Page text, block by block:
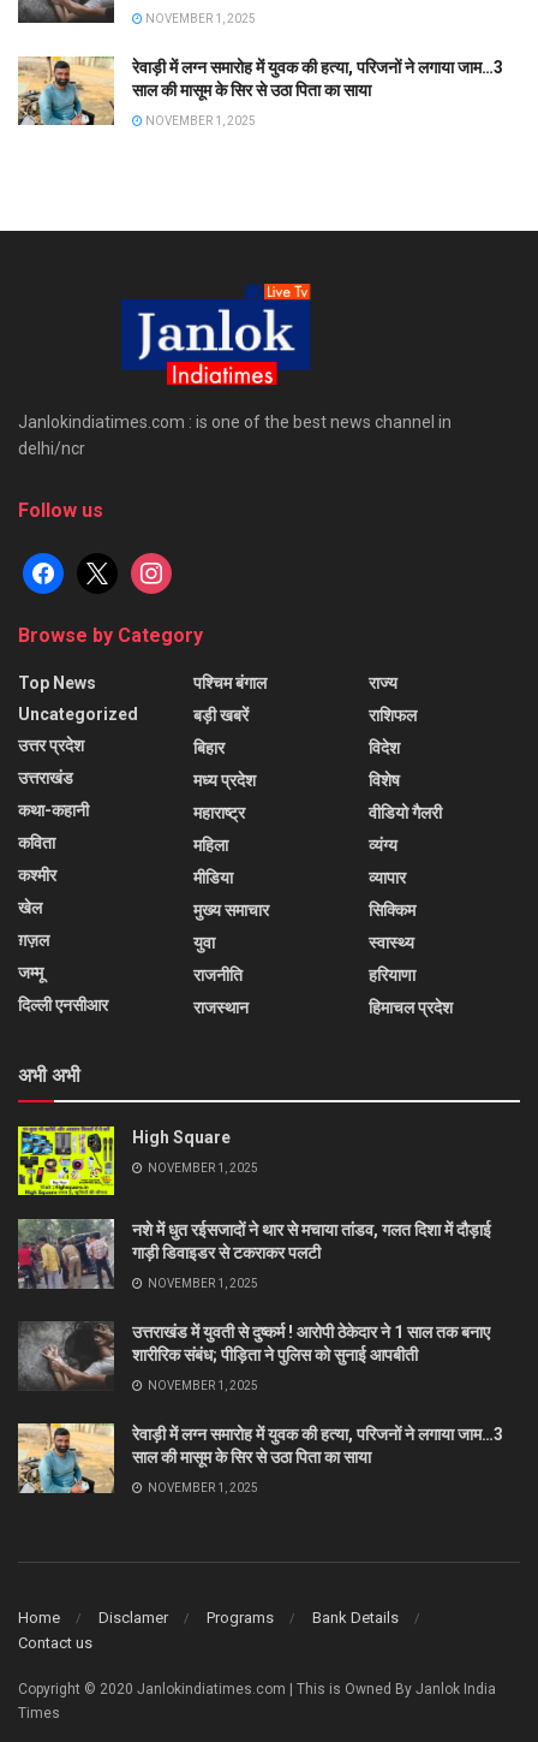
NOVEMBER 1, 2025
रेवाड़ी में लग्न समारोह में युवक की हत्या, परिजनों ने लगाया जाम…3
साल की मासूम के सिर से उठा पिता का साया
NOVEMBER 1, 2025
Janlokindiatimes.com : is one of the best news channel in
delhi/ncr
Follow us
facebook
x instagram
Browse by Category
Top News
Uncategorized
उत्तर प्रदेश
उत्तराखंड
कथा-कहानी
कविता
कश्मीर
खेल
ग़ज़ल
जम्मू
दिल्ली एनसीआर
पश्चिम बंगाल
बड़ी खबरें
बिहार
मध्य प्रदेश
महाराष्ट्र
महिला
मीडिया
मुख्य समाचार
युवा
राजनीति
राजस्थान
राज्य
राशिफल
विदेश
विशेष
वीडियो गैलरी
व्यंग्य
व्यापार
सिक्किम
स्वास्थ्य
हरियाणा
हिमाचल प्रदेश
अभी अभी
High Square
NOVEMBER 1, 2025
नशे में धुत रईसजादों ने थार से मचाया तांडव, गलत दिशा में दौड़ाई
गाड़ी डिवाइडर से टकराकर पलटी
NOVEMBER 1, 2025
उत्तराखंड में युवती से दुष्कर्म ! आरोपी ठेकेदार ने 1 साल तक बनाए
शारीरिक संबंध; पीड़िता ने पुलिस को सुनाई आपबीती
NOVEMBER 1, 2025
रेवाड़ी में लग्न समारोह में युवक की हत्या, परिजनों ने लगाया जाम…3
साल की मासूम के सिर से उठा पिता का साया
NOVEMBER 1, 2025
Home Disclamer Programs
Bank Details
Contact us
Copyright © 2020 Janlokindiatimes.com | This is Owned By Janlok India
Times